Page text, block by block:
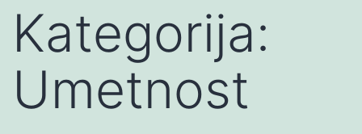
Kategorija:
Umetnost